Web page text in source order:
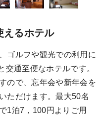
えるホテル
ゴルフや観光での利用に
交通至便なホテルです。
ので、忘年会や新年会を
ただけます。最大50名
1泊7，100円よりご用